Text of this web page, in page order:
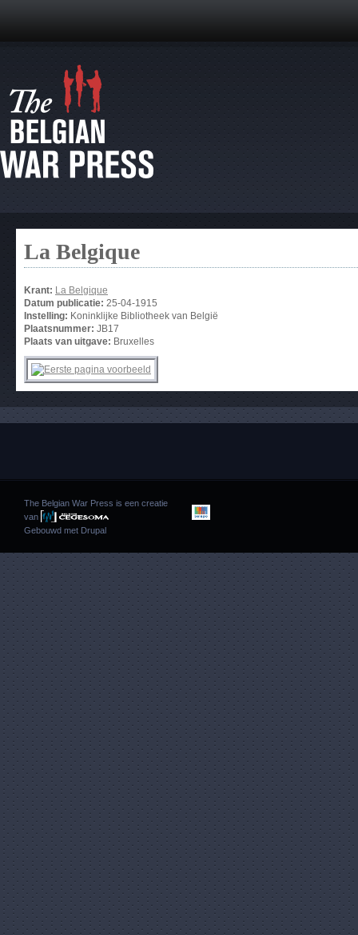
La Belgique
Krant: La Belgique
Datum publicatie: 25-04-1915
Instelling: Koninklijke Bibliotheek van België
Plaatsnummer: JB17
Plaats van uitgave: Bruxelles
The Belgian War Press is een creatie
van
Gebouwd met Drupal